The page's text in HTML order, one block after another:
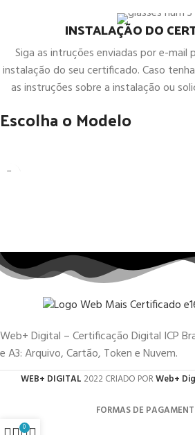
INSTALAÇÃO DO
Siga as intruções enviadas por e-mail
instalação do seu certificado. Caso
as instruções sobre a instalação ou
Escolha o Modelo
Web+ Digital – Certificação Digital ICP
e A3: Arquivo, Cartão, Token e Nuvem.
WEB+ DIGITAL 2022 CRIADO PORWeb+
FORMAS DE
0